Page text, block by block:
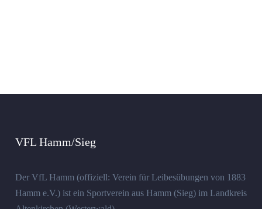
VFL Hamm/Sieg
Der VfL Hamm (offiziell: Verein für Leibesübungen von 1883
Hamm e.V.) ist ein Sportverein aus Hamm (Sieg) im Landkreis